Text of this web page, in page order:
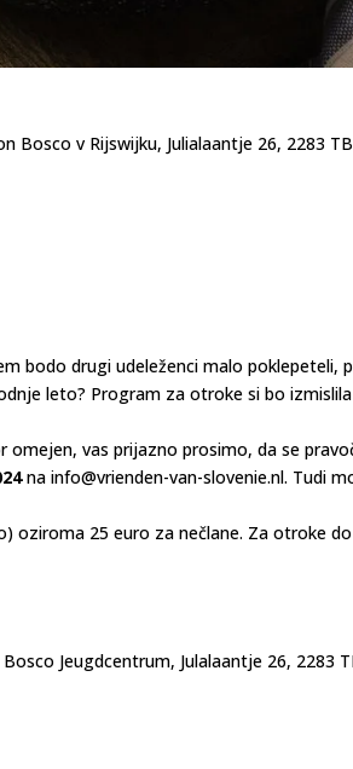
Bosco v Rijswijku, Julialaantje 26, 2283
bodo drugi udeleženci malo poklepeteli,
leto? Program za otroke si bo
vas prijazno prosimo, da se
na info@vrienden-van-slovenie.nl. Tudi
oziroma 25 euro za nečlane. Za otroke
Jeugdcentrum, Julalaantje 26, 2283